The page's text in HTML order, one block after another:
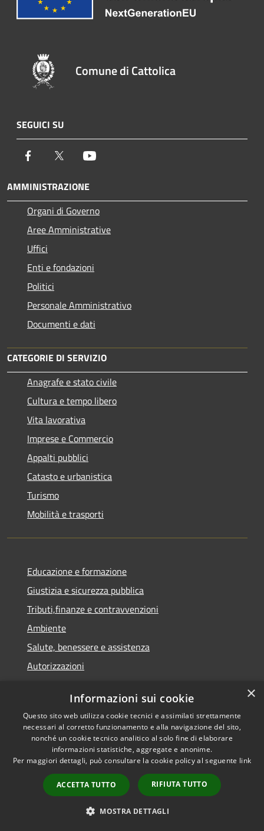
Comune di Cattolica
SEGUICI SU
Facebook Twitter
AMMINISTRAZIONE
Organi di Governo
Aree Amministrative
Uffici
Enti e fondazioni
Politici
Personale Amministrativo
Documenti e dati
CATEGORIE DI SERVIZIO
Anagrafe e stato civile
Cultura e tempo libero
Vita lavorativa
Imprese e Commercio
Appalti pubblici
Catasto e urbanistica
Turismo
Mobilità e trasporti
Educazione e formazione
Giustizia e sicurezza pubblica
Tributi,finanze e contravvenzioni
Ambiente
Salute, benessere e assistenza
Autorizzazioni
NOVITÀ
Notizie
Comunicati
Avvisi
VIVERE IL COMUNE
×
Informazioni sui cookie
Questo sito web utilizza cookie tecnici e assimilati strettamente
necessari al corretto funzionamento e alla navigazione del sito,
nonché un cookie tecnico analitico al solo fine di elaborare
informazioni statistiche, aggregate e anonime.
Per maggiori dettagli, può consultare la cookie policy al seguente link
ACCETTA TUTTO RIFIUTA TUTTO
MOSTRA DETTAGLI